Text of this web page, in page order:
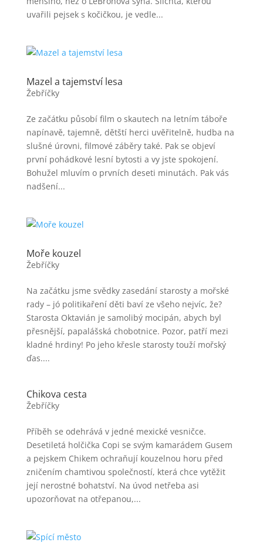
uvařili pejsek s kočičkou, je vedle...
Mazel a tajemství lesa
Žebříčky
Ze začátku působí film o skautech na letním táboře
napínavě, tajemně, dětští herci uvěřitelně, hudba na
slušné úrovni, filmové záběry také. Pak se objeví
první pohádkové lesní bytosti a vy jste spokojení.
Bohužel mluvím o prvních deseti minutách. Pak vás
nadšení...
Moře kouzel
Žebříčky
Na začátku jsme svědky zasedání starosty a mořské
rady – jó politikaření děti baví ze všeho nejvíc, že?
Starosta Oktavián je samolibý mocipán, abych byl
přesnější, papalášská chobotnice. Pozor, patří mezi
kladné hrdiny! Po jeho křesle starosty touží mořský
ďas....
Chikova cesta
Žebříčky
Příběh se odehrává v jedné mexické vesničce.
Desetiletá holčička Copi se svým kamarádem Gusem
a pejskem Chikem ochraňují kouzelnou horu před
zničením chamtivou společností, která chce vytěžit
její nerostné bohatství. Na úvod netřeba asi
upozorňovat na otřepanou,...